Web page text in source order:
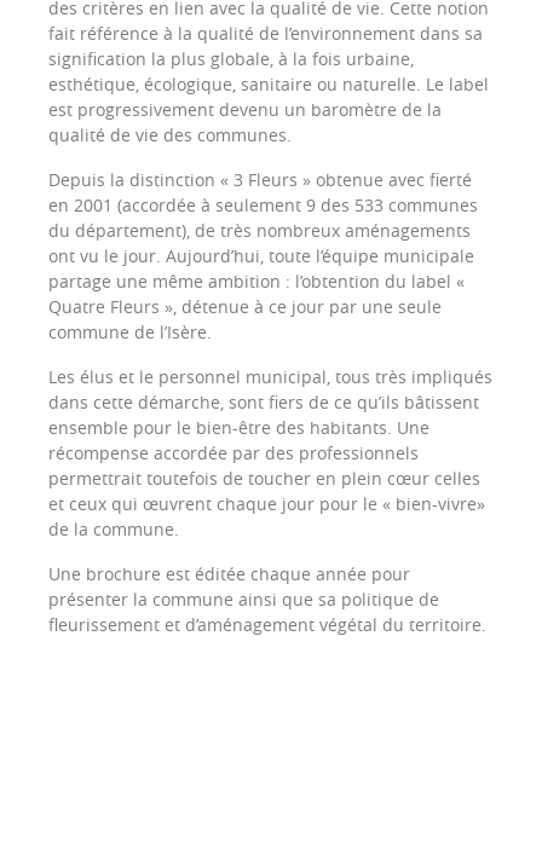
des critères en lien avec la qualité de vie. Cette notion
fait référence à la qualité de l’environnement dans sa
signification la plus globale, à la fois urbaine,
esthétique, écologique, sanitaire ou naturelle. Le label
est progressivement devenu un baromètre de la
qualité de vie des communes.
Depuis la distinction « 3 Fleurs » obtenue avec fierté
en 2001 (accordée à seulement 9 des 533 communes
du département), de très nombreux aménagements
ont vu le jour. Aujourd’hui, toute l’équipe municipale
partage une même ambition : l’obtention du label «
Quatre Fleurs », détenue à ce jour par une seule
commune de l’Isère.
Les élus et le personnel municipal, tous très impliqués
dans cette démarche, sont fiers de ce qu’ils bâtissent
ensemble pour le bien-être des habitants. Une
récompense accordée par des professionnels
permettrait toutefois de toucher en plein cœur celles
et ceux qui œuvrent chaque jour pour le « bien-vivre»
de la commune.
Une brochure est éditée chaque année pour
présenter la commune ainsi que sa politique de
fleurissement et d’aménagement végétal du territoire.